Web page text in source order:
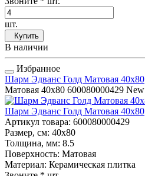
шт.
Купить
В наличии
Избранное
Шарм Эдванс Голд Матовая 40x80
Матовая 40x80 600080000429 New
Шарм Эдванс Голд Матовая 40x80
Артикул товара: 600080000429
Размер, см: 40x80
Толщина, мм: 8.5
Поверхность: Матовая
Материал: Керамическая плитка